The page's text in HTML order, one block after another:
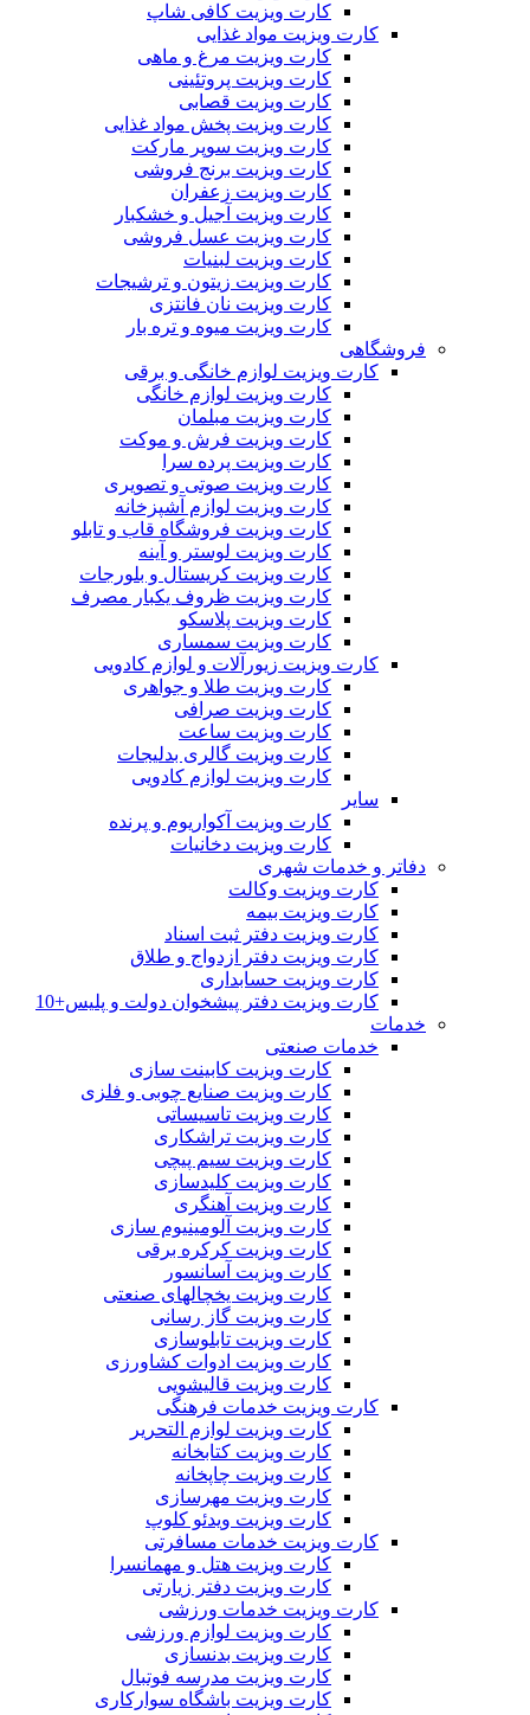
کارت ویزیت کافی شاپ
کارت ویزیت مواد غذایی
کارت ویزیت مرغ و ماهی
کارت ویزیت پروتئینی
کارت ویزیت قصابی
کارت ویزیت پخش مواد غذایی
کارت ویزیت سوپر مارکت
کارت ویزیت برنج فروشی
کارت ویزیت زعفران
کارت ویزیت آجیل و خشکبار
کارت ویزیت عسل فروشی
کارت ویزیت لبنیات
کارت ویزیت زیتون و ترشیجات
کارت ویزیت نان فانتزی
کارت ویزیت میوه و تره بار
فروشگاهی
کارت ویزیت لوازم خانگی و برقی
کارت ویزیت لوازم خانگی
کارت ویزیت مبلمان
کارت ویزیت فرش و موکت
کارت ویزیت پرده سرا
کارت ویزیت صوتی و تصویری
کارت ویزیت لوازم آشپزخانه
کارت ویزیت فروشگاه قاب و تابلو
کارت ویزیت لوستر و آینه
کارت ویزیت کریستال و بلورجات
کارت ویزیت ظروف یکبار مصرف
کارت ویزیت پلاسکو
کارت ویزیت سمساری
کارت ویزیت زیورآلات و لوازم کادویی
کارت ویزیت طلا و جواهری
کارت ویزیت صرافی
کارت ویزیت ساعت
کارت ویزیت گالری بدلیجات
کارت ویزیت لوازم کادویی
سایر
کارت ویزیت آکواریوم و پرنده
کارت ویزیت دخانیات
دفاتر و خدمات شهری
کارت ویزیت وکالت
کارت ویزیت بیمه
کارت ویزیت دفتر ثبت اسناد
کارت ویزیت دفتر ازدواج و طلاق
کارت ویزیت حسابداری
کارت ویزیت دفتر پیشخوان دولت و پلیس+10
خدمات
خدمات صنعتی
کارت ویزیت کابینت سازی
کارت ویزیت صنایع چوبی و فلزی
کارت ویزیت تاسیساتی
کارت ویزیت تراشکاری
کارت ویزیت سیم پیچی
کارت ویزیت کلیدسازی
کارت ویزیت آهنگری
کارت ویزیت آلومینیوم سازی
کارت ویزیت کرکره برقی
کارت ویزیت آسانسور
کارت ویزیت یخچالهای صنعتی
کارت ویزیت گاز رسانی
کارت ویزیت تابلوسازی
کارت ویزیت ادوات کشاورزی
کارت ویزیت قالیشویی
کارت ویزیت خدمات فرهنگی
کارت ویزیت لوازم التحریر
کارت ویزیت کتابخانه
کارت ویزیت چاپخانه
کارت ویزیت مهرسازی
کارت ویزیت ویدئو کلوپ
کارت ویزیت خدمات مسافرتی
کارت ویزیت هتل و مهمانسرا
کارت ویزیت دفتر زیارتی
کارت ویزیت خدمات ورزشی
کارت ویزیت لوازم ورزشی
کارت ویزیت بدنسازی
کارت ویزیت مدرسه فوتبال
کارت ویزیت باشگاه سوارکاری